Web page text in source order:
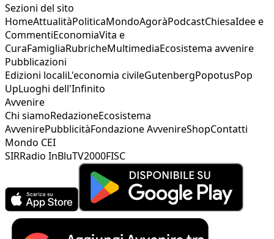
Sezioni del sito
HomeAttualitàPoliticaMondoAgoràPodcastChiesaIdee e
CommentiEconomiaVita e
CuraFamigliaRubricheMultimediaEcosistema avvenire
Pubblicazioni
Edizioni localiL'economia civileGutenbergPopotusPop
UpLuoghi dell'Infinito
Avvenire
Chi siamoRedazioneEcosistema
AvvenirePubblicitàFondazione AvvenireShopContatti
Mondo CEI
SIRRadio InBluTV2000FISC